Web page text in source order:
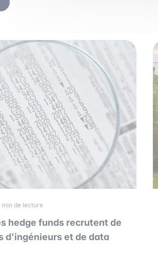
min de lecture
hedge funds recrutent de
d'ingénieurs et de data